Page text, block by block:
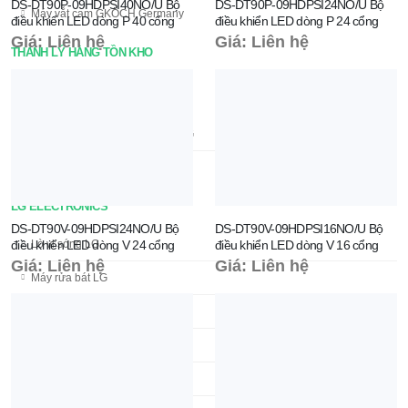
Máy vắt cam GKÖCH Germany
THANH LÝ HÀNG TỒN KHO
Sản phẩm đang giảm giá của LG
LG ELECTRONICS
Lò vi sóng LG
Máy rửa bát LG
DS-DT90P-09HDPSI40NO/U Bộ
điều khiển LED dòng P 40 cổng
Giá: Liên hệ
DS-DT90P-09HDPSI24NO/U Bộ
điều khiển LED dòng P 24 cổng
Giá: Liên hệ
DS-DT90V-09HDPSI24NO/U Bộ
điều khiển LED dòng V 24 cổng
Giá: Liên hệ
DS-DT90V-09HDPSI16NO/U Bộ
điều khiển LED dòng V 16 cổng
Giá: Liên hệ